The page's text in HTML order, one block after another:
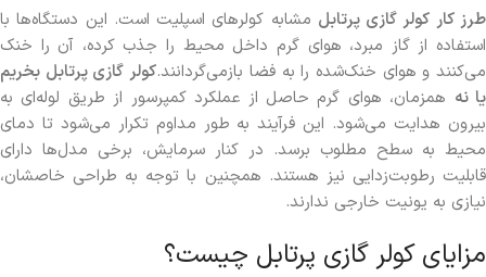
طرز کار کولر گازی پرتابل مشابه کولرهای اسپلیت است. این دستگاه‌ها با
استفاده از گاز مبرد، هوای گرم داخل محیط را جذب کرده، آن را خنک
می‌کنند و هوای خنک‌شده را به فضا بازمی‌گردانند.کولر گازی پرتابل بخریم
یا نه همزمان، هوای گرم حاصل از عملکرد کمپرسور از طریق لوله‌ای به
بیرون هدایت می‌شود. این فرآیند به طور مداوم تکرار می‌شود تا دمای
محیط به سطح مطلوب برسد. در کنار سرمایش، برخی مدل‌ها دارای
قابلیت رطوبت‌زدایی نیز هستند. همچنین با توجه به طراحی خاصشان،
نیازی به یونیت خارجی ندارند.
مزایای کولر گازی پرتابل چیست؟